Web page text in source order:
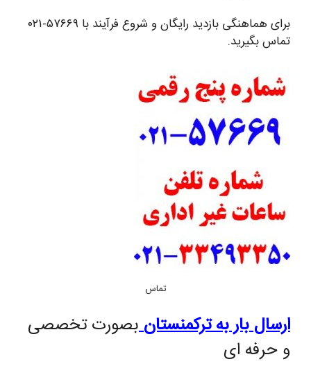
برای هماهنگی بازدید رایگان و شروع فرآیند با ۵۷۶۶۹-۰۲۱
تماس بگیرید.
تماس
ارسال بار به ترکمنستان بصورت تخصصی
و حرفه ای